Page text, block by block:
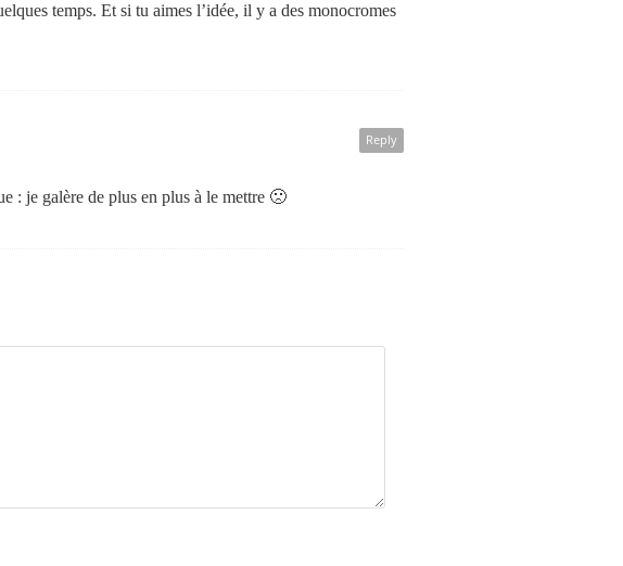
temps. Et si tu aimes l’idée, il y a des monocromes
Reply
: je galère de plus en plus à le mettre 🙁